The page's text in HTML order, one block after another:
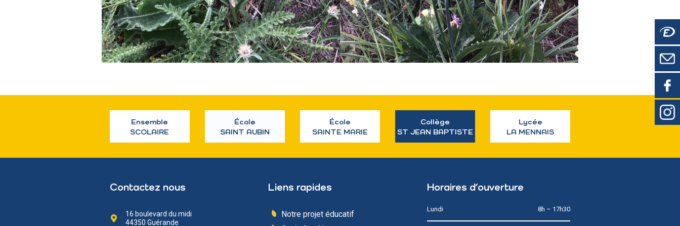
Ensemble
SCOLAIRE
École
SAINT AUBIN
École
SAINTE MARIE
Collège
ST JEAN BAPTISTE
Lycée
LA MENNAIS
Contactez nous
16 boulevard du midi
44350 Guérande
Liens rapides
Notre projet éducatif
Horaires d’ouverture
Lundi 8h – 17h30